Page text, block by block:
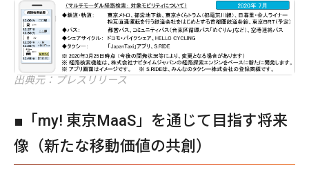
出典元：プレスリリース
■「my! 東京MaaS」を通じて目指す将来
像（新たな移動価値の共創）